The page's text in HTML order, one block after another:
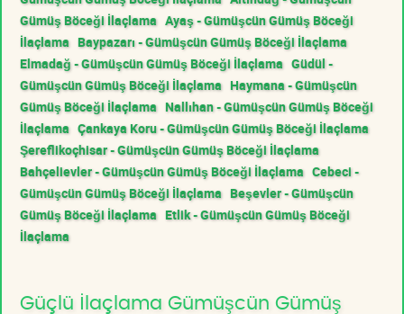
Gümüş Böceği İlaçlama Ayaş - Gümüşcün Gümüş Böceği
İlaçlama Baypazarı - Gümüşcün Gümüş Böceği İlaçlama
Elmadağ - Gümüşcün Gümüş Böceği İlaçlama Güdül -
Gümüşcün Gümüş Böceği İlaçlama Haymana - Gümüşcün
Gümüş Böceği İlaçlama Nallıhan - Gümüşcün Gümüş Böceği
İlaçlama Çankaya Koru - Gümüşcün Gümüş Böceği İlaçlama
Şereflikoçhisar - Gümüşcün Gümüş Böceği İlaçlama
Bahçelievler - Gümüşcün Gümüş Böceği İlaçlama Cebeci -
Gümüşcün Gümüş Böceği İlaçlama Beşevler - Gümüşcün
Gümüş Böceği İlaçlama Etlik - Gümüşcün Gümüş Böceği
İlaçlama
Güçlü İlaçlama Gümüşcün Gümüş